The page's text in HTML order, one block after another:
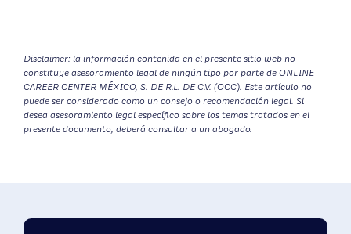
Disclaimer: la información contenida en el presente sitio web no
constituye asesoramiento legal de ningún tipo por parte de ONLINE
CAREER CENTER MÉXICO, S. DE R.L. DE C.V. (OCC). Este artículo no
puede ser considerado como un consejo o recomendación legal. Si
desea asesoramiento legal específico sobre los temas tratados en el
presente documento, deberá consultar a un abogado.